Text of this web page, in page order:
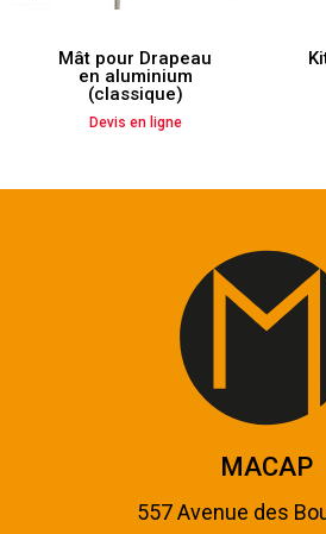
Mât pour Drapeau
en aluminium
(classique)
Devis en ligne
MACAP
557 Avenue des